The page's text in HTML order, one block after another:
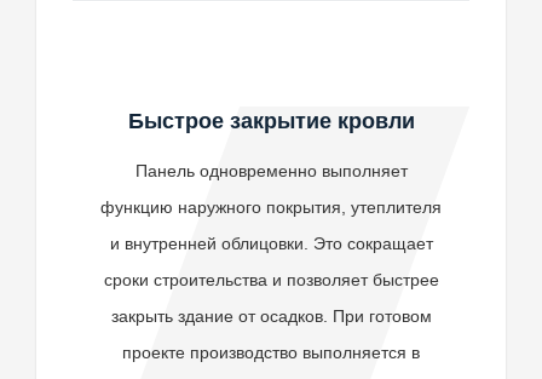
Быстрое закрытие кровли
Панель одновременно выполняет
функцию наружного покрытия, утеплителя
и внутренней облицовки. Это сокращает
сроки строительства и позволяет быстрее
закрыть здание от осадков. При готовом
проекте производство выполняется в